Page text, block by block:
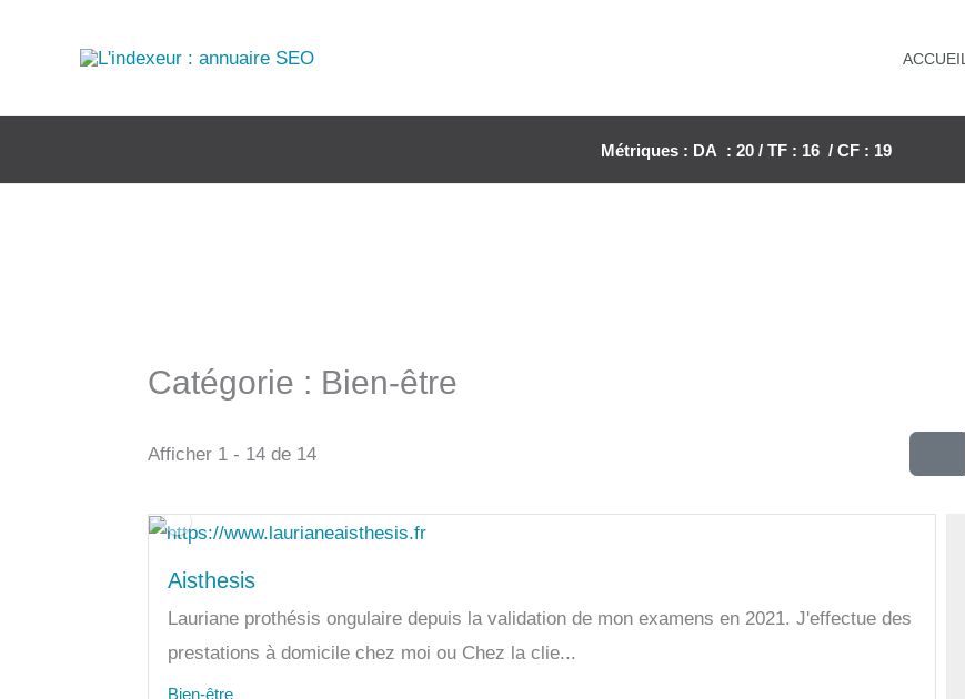
ACCUEIL
Métriques : DA : 20 / TF : 16 / CF : 19
Catégorie : Bien-être
Afficher 1 - 14 de 14
Aisthesis
Lauriane prothésis ongulaire depuis la validation de mon examens en 2021. J'effectue des
prestations à domicile chez moi ou Chez la clie...
Bien-être